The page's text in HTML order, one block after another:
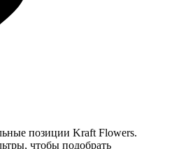
позиции Kraft Flowers.
чтобы подобрать